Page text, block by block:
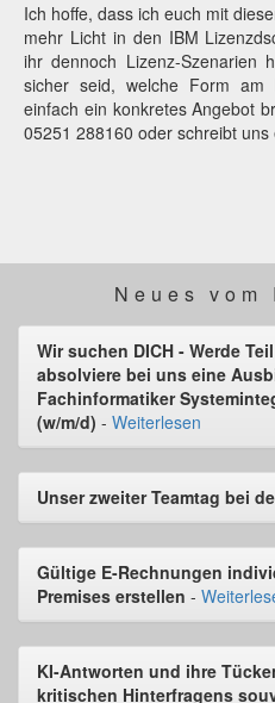
Ich hoffe, dass ich euch mit
mehr Licht in den IBM
ihr dennoch Lizenz-Szenarien
sicher seid, welche Form
einfach ein konkretes Angebot
05251 288160 oder schreibt
Neues vom
Wir suchen DICH - Werde
absolviere bei uns eine
Fachinformatiker
(w/m/d) - Weiterlesen
Unser zweiter Teamtag bei
Gültige E-Rechnungen
Premises erstellen -
KI-Antworten und ihre
kritischen Hinterfragens